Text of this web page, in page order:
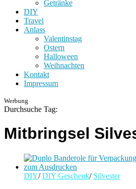
Getränke
DIY
Travel
Anlass
Valentinstag
Ostern
Halloween
Weihnachten
Kontakt
Impressum
Werbung
Durchsuche Tag:
Mitbringsel
DIY/ DIY Geschenk/ Silvester